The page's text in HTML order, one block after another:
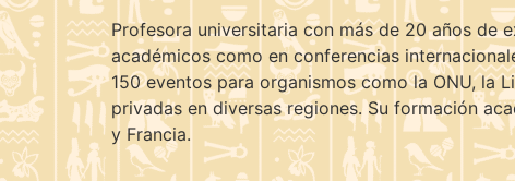
Profesora universitaria con más de 20 años de
académicos como en conferencias
150 eventos para organismos como la ONU, la
privadas en diversas regiones. Su formación
y Francia.